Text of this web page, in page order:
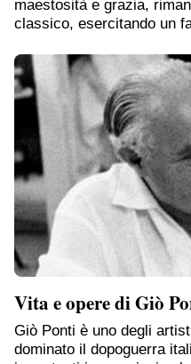
maestosità e grazia,
classico, esercitando un
Vita e opere di Giò
Giò Ponti è uno degli
dominato il dopoguerra